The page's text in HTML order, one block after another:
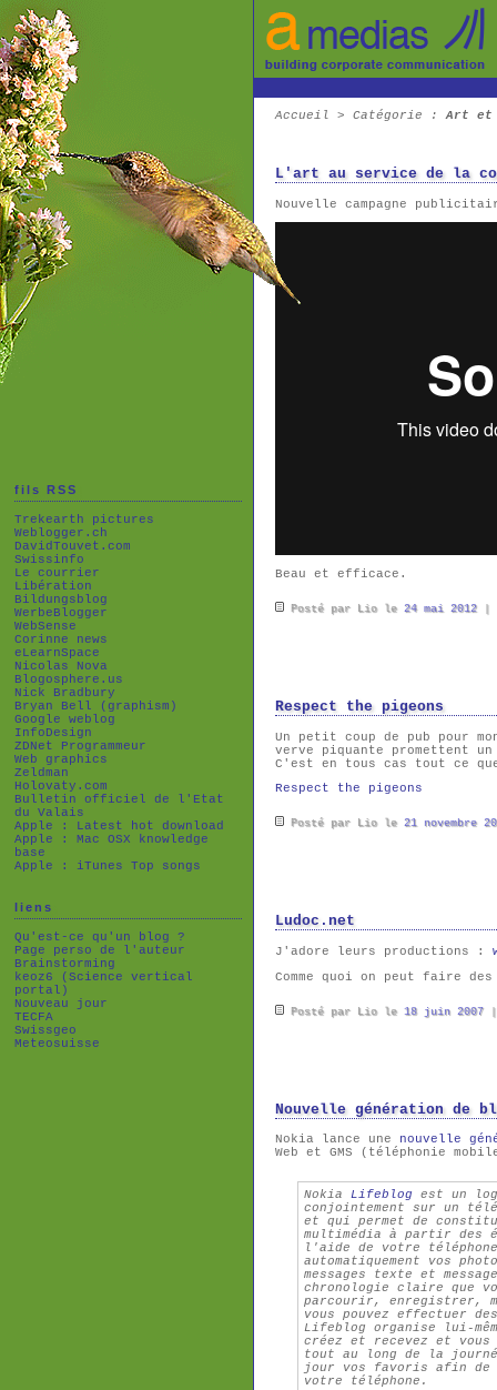
Accueil > Catégorie :Art et
L'art au service de la
Nouvelle campagne
Beau et efficace.
Posté par Lio le 24 mai 2012 |
Respect the pigeons
Un petit coup de pub pour
verve piquante promettent
C'est en tous cas tout ce
Respect the pigeons
Posté par Lio le 21 novembre
Ludoc.net
J'adore leurs productions :
Comme quoi on peut faire
Posté par Lio le 18 juin 2007
Nouvelle génération de
Nokia lance une nouvelle
Web et GMS (téléphonie
Nokia Lifeblog est un
conjointement sur un
et qui permet de
multimédia à partir des
l'aide de votre
automatiquement vos
messages texte et
chronologie claire que
parcourir, enregistrer,
vous pouvez effectuer
Lifeblog organise lui-
créez et recevez et vous
tout au long de la
jour vos favoris afin
votre téléphone.
fils RSS
Trekearth pictures
Weblogger.ch
DavidTouvet.com
Swissinfo
Le courrier
Libération
Bildungsblog
WerbeBlogger
WebSense
Corinne news
eLearnSpace
Nicolas Nova
Blogosphere.us
Nick Bradbury
Bryan Bell (graphism)
Google weblog
InfoDesign
ZDNet Programmeur
Web graphics
Zeldman
Holovaty.com
Bulletin officiel de l'Etat
du Valais
Apple : Latest hot download
Apple : Mac OSX knowledge
base
Apple : iTunes Top songs
liens
Qu'est-ce qu'un blog ?
Page perso de l'auteur
Brainstorming
keoz6 (Science vertical
portal)
Nouveau jour
TECFA
Swissgeo
Meteosuisse